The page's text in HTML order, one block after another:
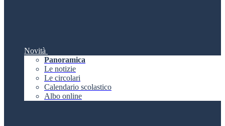
Novità
Panoramica
Le notizie
Le circolari
Calendario scolastico
Albo online